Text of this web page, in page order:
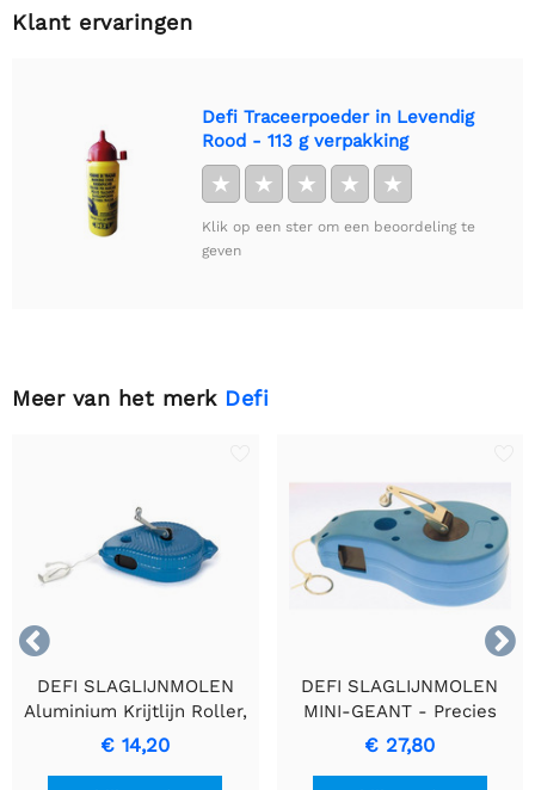
Klant ervaringen
Defi Traceerpoeder in Levendig
Rood - 113 g verpakking
★ ★ ★ ★ ★
Klik op een ster om een beoordeling te
geven
Meer van het merk Defi


DEFI SLAGLIJNMOLEN
Aluminium Krijtlijn Roller,
30m
€ 14,20
DEFI SLAGLIJNMOLEN
MINI-GEANT - Precies
Gereedschap met een Lijn
van 30 Meter
€ 27,80